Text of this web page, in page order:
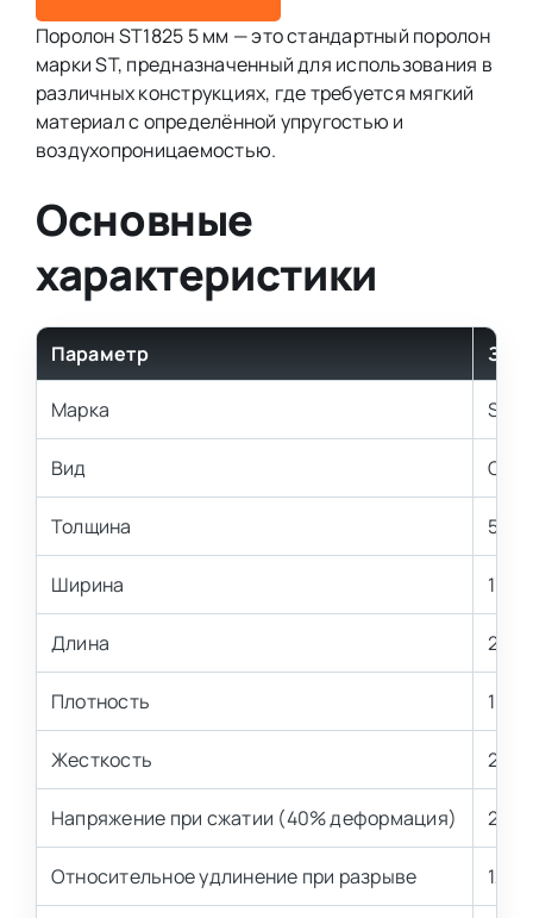
Поролон ST1825 5 мм — это стандартный поролон
марки ST, предназначенный для использования в
различных конструкциях, где требуется мягкий
материал с определённой упругостью и
воздухопроницаемостью.
Основные
характеристики
Параметр
Марка
Вид
Толщина 5 мм
Ширина
Длина
Плотность 18
Жесткость 2,5
Напряжение при сжатии (40% деформация)
Относительное удлинение при разрыве 120